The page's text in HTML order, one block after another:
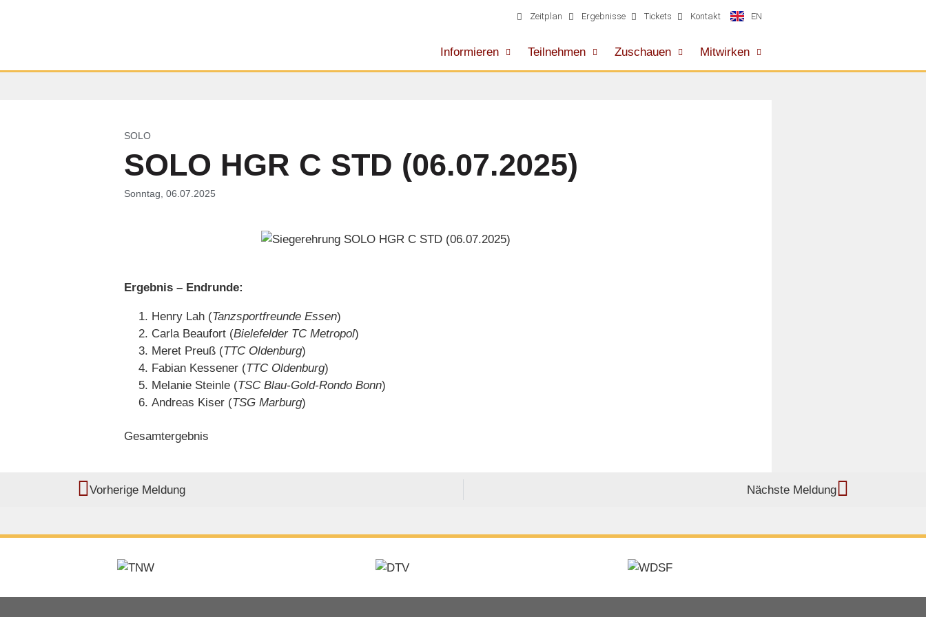
Zeitplan Ergebnisse Tickets Kontakt EN
Informieren Teilnehmen Zuschauen Mitwirken
SOLO
SOLO HGR C STD (06.07.2025)
Sonntag, 06.07.2025
Ergebnis – Endrunde:
Henry Lah (Tanzsportfreunde Essen)
Carla Beaufort (Bielefelder TC Metropol)
Meret Preuß (TTC Oldenburg)
Fabian Kessener (TTC Oldenburg)
Melanie Steinle (TSC Blau-Gold-Rondo Bonn)
Andreas Kiser (TSG Marburg)
Gesamtergebnis
Vorherige Meldung Nächste Meldung